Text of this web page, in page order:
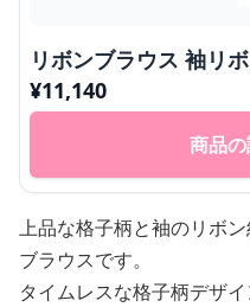
リボンブラウス 袖リ
¥11,140
商品
上品な格子柄と袖のリボ
ブラウスです。
タイムレスな格子柄デザ